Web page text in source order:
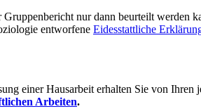
nur dann beurteilt werden
entworfene Eidesstattliche
einer Hausarbeit erhalten Sie von
Arbeiten.